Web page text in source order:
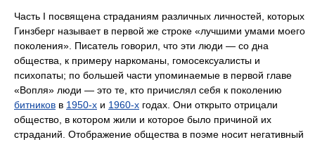
психопаты; по большей части упоминаемые в первой главе
«Вопля» люди — это те, кто причислял себя к поколению
битниковв1950-хи1960-хгодах. Они открыто отрицали
общество, в котором жили и которое было причиной их
страданий. Отображение общества в поэме носит негативный
окрас, что, опять же, по мнению Патрика Ведекинда
(англ. Patrick Wedekind), весьма характерно для произведений
битничества; Гинзберг обвиняет современное ему общество в
том, что оно уничтожило его поколение — поколение, которое